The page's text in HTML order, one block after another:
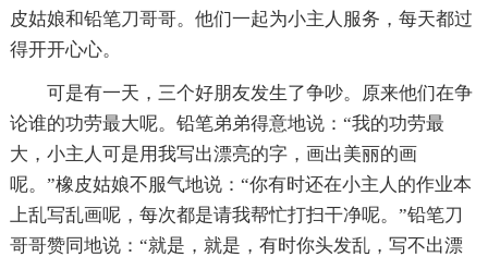
皮姑娘和铅笔刀哥哥。他们一起为小主人服务，每天都过
得开开心心。
可是有一天，三个好朋友发生了争吵。原来他们在争
论谁的功劳最大呢。铅笔弟弟得意地说：“我的功劳最
大，小主人可是用我写出漂亮的字，画出美丽的画
呢。”橡皮姑娘不服气地说：“你有时还在小主人的作业本
上乱写乱画呢，每次都是请我帮忙打扫干净呢。”铅笔刀
哥哥赞同地说：“就是，就是，有时你头发乱，写不出漂